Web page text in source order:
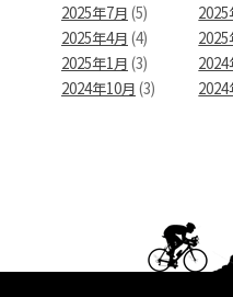
2025年7月 (5) 2025
2025年4月 (4) 2025
2025年1月 (3) 2024
2024年10月 (3) 2024